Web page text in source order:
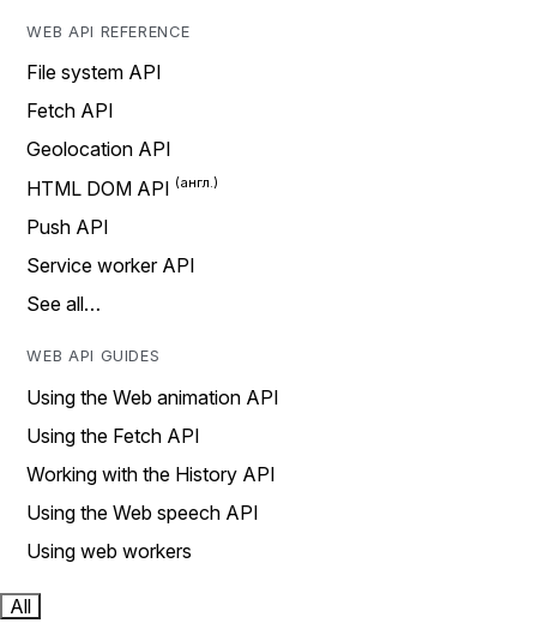
WEB API REFERENCE
File system API
Fetch API
Geolocation API
HTML DOM API
Push API
Service worker API
See all…
WEB API GUIDES
Using the Web animation API
Using the Fetch API
Working with the History API
Using the Web speech API
Using web workers
All